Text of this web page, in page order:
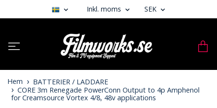
Inkl. moms SEK
Hem
BATTERIER / LADDARE
CORE 3m Renegade PowerConn Output to 4p Amphenol
for Creamsource Vortex 4/8, 48v applications